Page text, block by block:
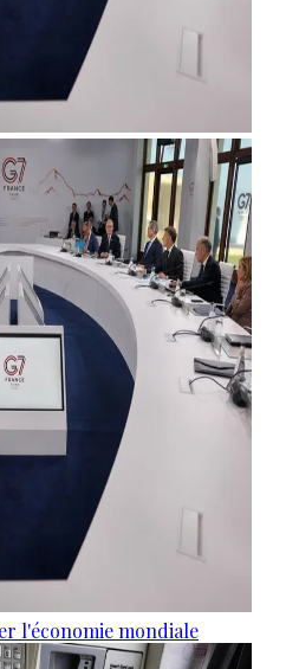
l'économie mondiale